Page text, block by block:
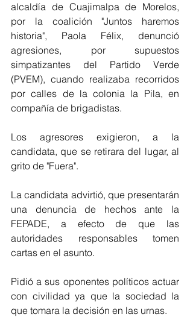
alcaldía de Cuajimalpa de Morelos,
por la coalición "Juntos haremos
historia", Paola Félix, denunció
agresiones, por supuestos
simpatizantes del Partido Verde
(PVEM), cuando realizaba recorridos
por calles de la colonia la Pila, en
compañía de brigadistas.
Los agresores exigieron, a la
candidata, que se retirara del lugar, al
grito de "Fuera".
La candidata advirtió, que presentarán
una denuncia de hechos ante la
FEPADE, a efecto de que las
autoridades responsables tomen
cartas en el asunto.
Pidió a sus oponentes políticos actuar
con civilidad ya que la sociedad la
que tomara la decisión en las urnas.